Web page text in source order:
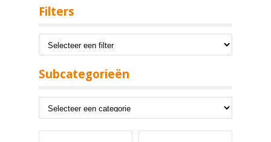
Filters
Subcategorieën